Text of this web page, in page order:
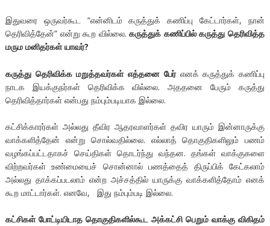
இதுவரை ஒருவர்கூட “என்னிடம் கருத்துக் கணிப்பு கேட்டார்கள், நான்
தெரிவித்தேன்” என்று கூற வில்லை.கருத்துக் கணிப்பில் கருத்து தெரிவித்த
மரும மனிதர்கள் யாவர்?
கருத்து தெரிவிக்க மறுத்தவர்கள் எத்தனை பேர்எனக் கருத்துக் கணிப்பு
நாடக இயக்குநர்கள் தெரிவிக்க வில்லை. அததனை பேரும் கருத்து
தெரிவித்தார்கள் என்பது நம்பும்படியாக இல்லை.
கட்சிக்காரர்கள் அல்லது தீவிர ஆதரவாளர்கள் தவிர யாரும் இன்னாருக்கு
வாக்களித்தேன் என்று சொல்வதில்லை. எல்லாத் தொகுதிகளிலும் பணம்
வழங்கப்பட்டதாகச் செய்திகள் தொடர்ந்து வந்தன. தங்கள் வாக்குகளை
விற்றவர்கள் உண்மையைச் சொன்னால் பணத்தைத் திருப்பிக் கேட்கலாம்
அல்லது தாக்கப்படலாம் என்ற அச்சத்தில் யாருக்கு வாக்களித்தோம் எனக்
கூற மாட்டார்கள். எனவே, இது நம்பும்படி இல்லை.
கட்சிகள் போட்டியிடாத தொகுதிகளில்கூட அக்கட்சி பெறும் வாக்கு விகிதம்